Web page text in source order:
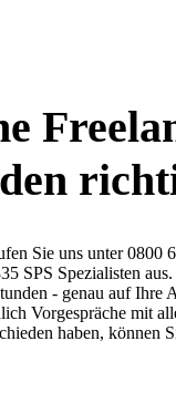
Sie uns unter
SPS Spezialisten aus.
- genau auf
Vorgespräche mit
haben,